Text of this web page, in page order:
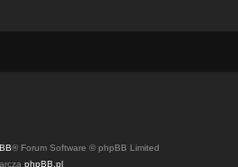
® Forum Software © phpBB Limited
phpBB.pl